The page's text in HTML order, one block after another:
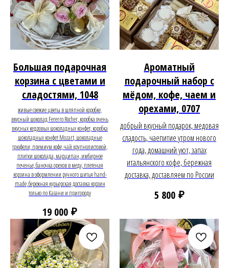
Большая подарочная
корзина с цветами и
сладостями, 1048
живые свежие цветы в шляпной коробке,
вкусный шоколад Fererro Rocher, коробка очень
вкусных кедровых шоколадных конфет, коробка
шоколадных конфет Mozart, шоколадные
трюфели, премиум кофе, чай крупнолистовой,
плитки шоколада, марципан, имбирное
печенье, баночка орехов в меду, плетеная
корзина в оформлении ручного шитья hand-
made, бережная курьерская доставка корзин
только по Казани и пригороду
19 000 ₽
Ароматный
подарочный набор с
мёдом, кофе, чаем и
орехами, 0707
добрый вкусный подарок, медовая
сладость, чаепитие утром нового
года, домашний уют, запах
итальянского кофе, бережная
доставка, доставляем по России
5 800 ₽